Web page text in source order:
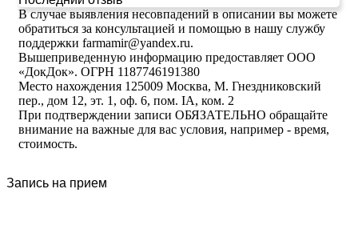
В случае выявления несовпадений в описании вы можете
обратиться за консультацией и помощью в нашу службу
поддержки farmamir@yandex.ru.
Вышеприведенную информацию предоставляет ООО
«ДокДок». ОГРН 1187746191380
Место нахождения 125009 Москва, М. Гнездниковский
пер., дом 12, эт. 1, оф. 6, пом. IA, ком. 2
При подтверждении записи ОБЯЗАТЕЛЬНО обращайте
внимание на важные для вас условия, например - время,
стоимость.
Запись на прием